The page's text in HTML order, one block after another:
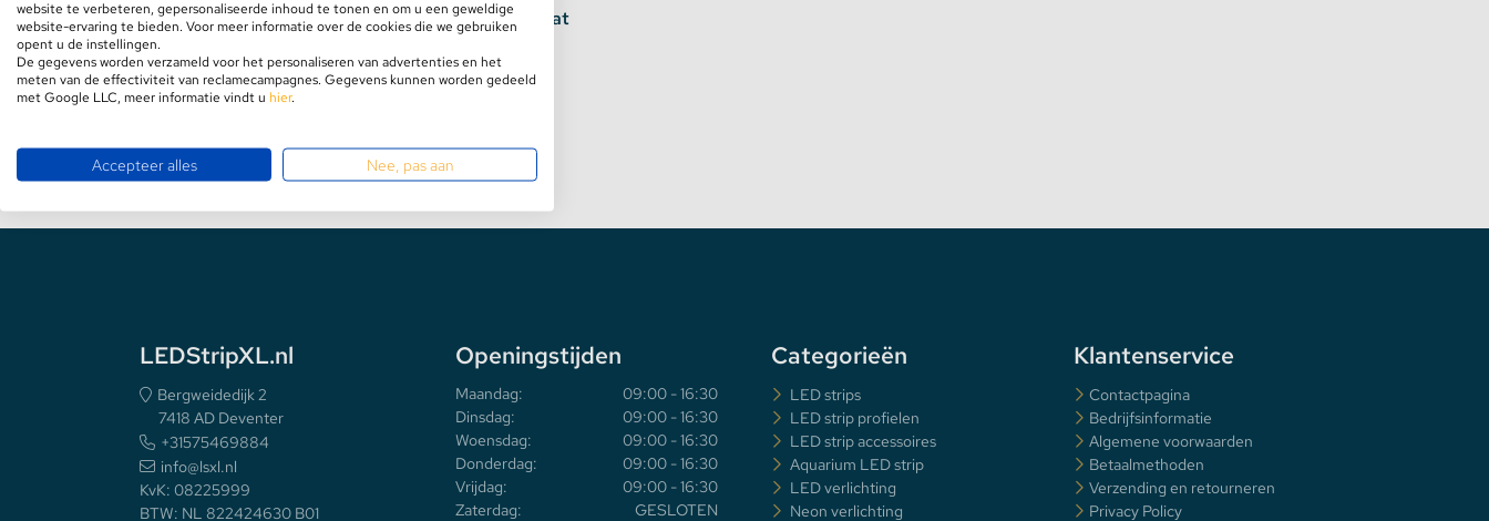
Stekkerdozen
Benieuwd hoe wij omgaan met recyclen en wat
Bekijk hier de oud voor nieuw regeling
LEDStripXL.nl
Bergweidedijk 2
7418 AD Deventer
+31575469884
info@lsxl.nl
KvK: 08225999
BTW: NL 822424630 B01
Openingstijden
Maandag:
09:00 - 16:30
Dinsdag:
09:00 - 16:30
Woensdag:
09:00 - 16:30
Donderdag:
09:00 - 16:30
Vrijdag:
09:00 - 16:30
Zaterdag:
GESLOTEN
Categorieën
LED strips
LED strip profielen
LED strip accessoires
Aquarium LED strip
LED verlichting
Neon verlichting
Klantenservice
Contactpagina
Bedrijfsinformatie
Algemene voorwaarden
Betaalmethoden
Verzending en retourneren
Privacy Policy
website te verbeteren, gepersonaliseerde inhoud te tonen en om u een geweldige
website-ervaring te bieden. Voor meer informatie over de cookies die we gebruiken
opent u de instellingen.
De gegevens worden verzameld voor het personaliseren van advertenties en het
meten van de effectiviteit van reclamecampagnes. Gegevens kunnen worden gedeeld
met Google LLC, meer informatie vindt u hier.
Accepteer alles Nee, pas aan